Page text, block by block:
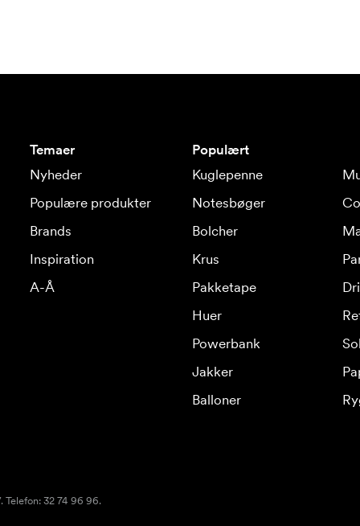
Temaer
Nyheder
Populære produkter
Brands
Inspiration
A-Å
Populært
Kuglepenne
Notesbøger
Bolcher
Krus
Pakketape
Huer
Powerbank
Jakker
Balloner
Telefon: 32 74 96 96.